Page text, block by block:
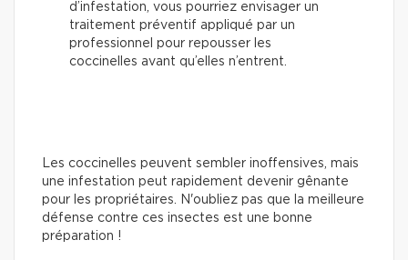
d’infestation, vous pourriez envisager un
traitement préventif appliqué par un
professionnel pour repousser les
coccinelles avant qu’elles n’entrent.
Les coccinelles peuvent sembler inoffensives, mais
une infestation peut rapidement devenir gênante
pour les propriétaires. N'oubliez pas que la meilleure
défense contre ces insectes est une bonne
préparation !